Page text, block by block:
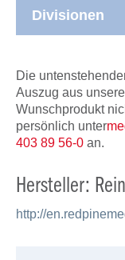
Divisionen
Die
Auszug aus
Wunschprodukt
persönlich unter
403 89 56-0 an.
Hersteller:
http://